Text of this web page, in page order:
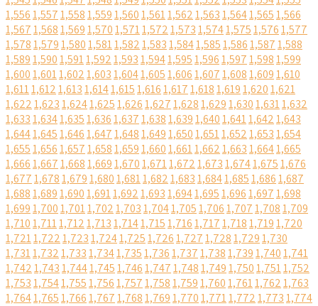
1,5561,5571,5581,5591,5601,5611,5621,5631,5641,5651,566
1,5671,5681,5691,5701,5711,5721,5731,5741,5751,5761,577
1,5781,5791,5801,5811,5821,5831,5841,5851,5861,5871,588
1,5891,5901,5911,5921,5931,5941,5951,5961,5971,5981,599
1,6001,6011,6021,6031,6041,6051,6061,6071,6081,6091,610
1,6111,6121,6131,6141,6151,6161,6171,6181,6191,6201,621
1,6221,6231,6241,6251,6261,6271,6281,6291,6301,6311,632
1,6331,6341,6351,6361,6371,6381,6391,6401,6411,6421,643
1,6441,6451,6461,6471,6481,6491,6501,6511,6521,6531,654
1,6551,6561,6571,6581,6591,6601,6611,6621,6631,6641,665
1,6661,6671,6681,6691,6701,6711,6721,6731,6741,6751,676
1,6771,6781,6791,6801,6811,6821,6831,6841,6851,6861,687
1,6881,6891,6901,6911,6921,6931,6941,6951,6961,6971,698
1,6991,7001,7011,7021,7031,7041,7051,7061,7071,7081,709
1,7101,7111,7121,7131,7141,7151,7161,7171,7181,7191,720
1,7211,7221,7231,7241,7251,7261,7271,7281,7291,730
1,7311,7321,7331,7341,7351,7361,7371,7381,7391,7401,741
1,7421,7431,7441,7451,7461,7471,7481,7491,7501,7511,752
1,7531,7541,7551,7561,7571,7581,7591,7601,7611,7621,763
1,7641,7651,7661,7671,7681,7691,7701,7711,7721,7731,774